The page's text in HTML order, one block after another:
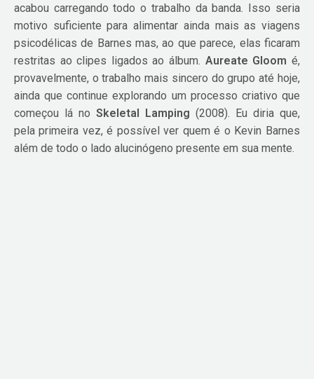
acabou carregando todo o trabalho da banda. Isso seria
motivo suficiente para alimentar ainda mais as viagens
psicodélicas de Barnes mas, ao que parece, elas ficaram
restritas ao clipes ligados ao álbum. Aureate Gloom é,
provavelmente, o trabalho mais sincero do grupo até hoje,
ainda que continue explorando um processo criativo que
começou lá no Skeletal Lamping (2008). Eu diria que,
pela primeira vez, é possível ver quem é o Kevin Barnes
além de todo o lado alucinógeno presente em sua mente.